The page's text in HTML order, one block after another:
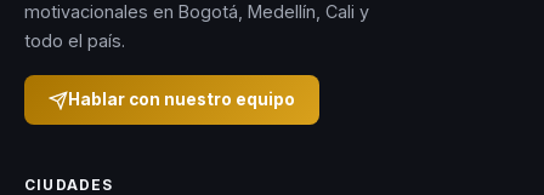
motivacionales en Bogotá, Medellín, Cali y
todo el país.
Hablar con nuestro equipo
CIUDADES